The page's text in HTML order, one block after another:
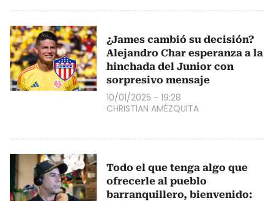
¿James cambió su decisión?
Alejandro Char esperanza a la
hinchada del Junior con
sorpresivo mensaje
10/01/2025 - 19:28
CHRISTIAN AMÉZQUITA
Todo el que tenga algo que
ofrecerle al pueblo
barranquillero, bienvenido: